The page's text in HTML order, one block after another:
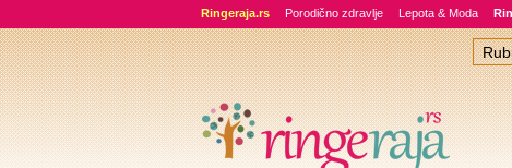
Ringeraja.rs Porodično zdravlje Lepota & Moda